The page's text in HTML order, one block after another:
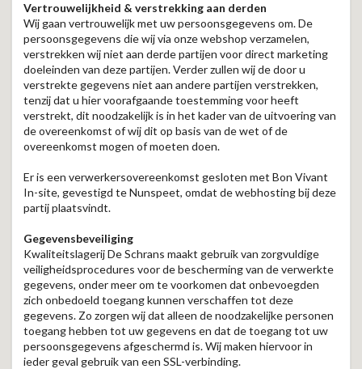
Vertrouwelijkheid & verstrekking aan derden
Wij gaan vertrouwelijk met uw persoonsgegevens om. De
persoonsgegevens die wij via onze webshop verzamelen,
verstrekken wij niet aan derde partijen voor direct marketing
doeleinden van deze partijen. Verder zullen wij de door u
verstrekte gegevens niet aan andere partijen verstrekken,
tenzij dat u hier voorafgaande toestemming voor heeft
verstrekt, dit noodzakelijk is in het kader van de uitvoering van
de overeenkomst of wij dit op basis van de wet of de
overeenkomst mogen of moeten doen.
Er is een verwerkersovereenkomst gesloten met Bon Vivant
In-site, gevestigd te Nunspeet, omdat de webhosting bij deze
partij plaatsvindt.
Gegevensbeveiliging
Kwaliteitslagerij De Schrans maakt gebruik van zorgvuldige
veiligheidsprocedures voor de bescherming van de verwerkte
gegevens, onder meer om te voorkomen dat onbevoegden
zich onbedoeld toegang kunnen verschaffen tot deze
gegevens. Zo zorgen wij dat alleen de noodzakelijke personen
toegang hebben tot uw gegevens en dat de toegang tot uw
persoonsgegevens afgeschermd is. Wij maken hiervoor in
ieder geval gebruik van een SSL-verbinding.